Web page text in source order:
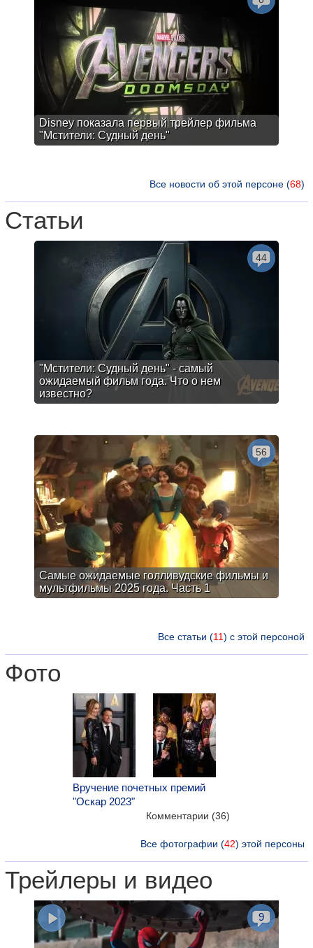
Disney показала первый трейлер фильма
"Мстители: Судный день"
Все новости об этой персоне (68)
Статьи
"Мстители: Судный день" - самый
ожидаемый фильм года. Что о нем
известно?
44
Самые ожидаемые голливудские фильмы и
мультфильмы 2025 года. Часть 1
56
Все статьи (11) с этой персоной
Фото
Вручение почетных премий
"Оскар 2023"
Комментарии (36)
Все фотографии (42) этой персоны
Трейлеры и видео
9